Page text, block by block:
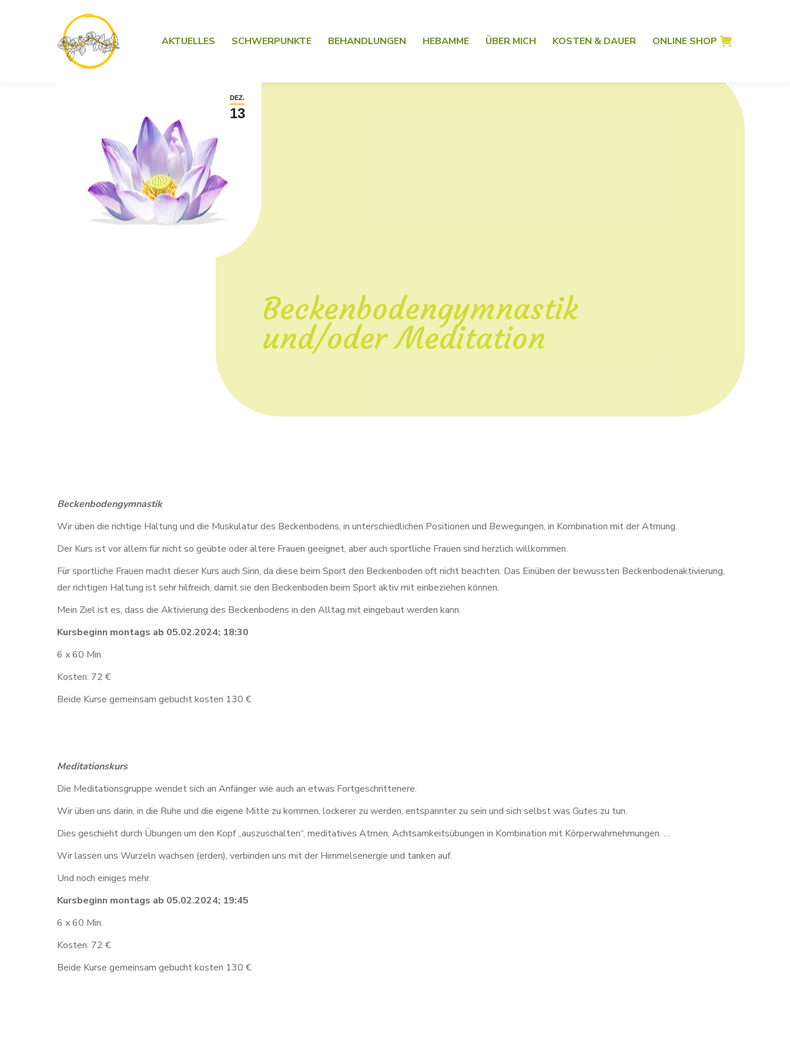
AKTUELLES SCHWERPUNKTE BEHANDLUNGEN HEBAMME ÜBER MICH KOSTEN & DAUER ONLINE SHOP
DEZ.
13
Beckenbodengymnastik
und/oder Meditation
Beckenbodengymnastik
Wir üben die richtige Haltung und die Muskulatur des Beckenbodens, in unterschiedlichen Positionen und Bewegungen, in Kombination mit der Atmung.
Der Kurs ist vor allem für nicht so geübte oder ältere Frauen geeignet, aber auch sportliche Frauen sind herzlich willkommen.
Für sportliche Frauen macht dieser Kurs auch Sinn, da diese beim Sport den Beckenboden oft nicht beachten. Das Einüben der bewussten Beckenbodenaktivierung,
der richtigen Haltung ist sehr hilfreich, damit sie den Beckenboden beim Sport aktiv mit einbeziehen können.
Mein Ziel ist es, dass die Aktivierung des Beckenbodens in den Alltag mit eingebaut werden kann.
Kursbeginn montags ab 05.02.2024; 18:30
6 x 60 Min.
Kosten: 72 €
Beide Kurse gemeinsam gebucht kosten 130 €
Meditationskurs
Die Meditationsgruppe wendet sich an Anfänger wie auch an etwas Fortgeschrittenere.
Wir üben uns darin, in die Ruhe und die eigene Mitte zu kommen, lockerer zu werden, entspannter zu sein und sich selbst was Gutes zu tun.
Dies geschieht durch Übungen um den Kopf „auszuschalten“, meditatives Atmen, Achtsamkeitsübungen in Kombination mit Körperwahrnehmungen. …
Wir lassen uns Wurzeln wachsen (erden), verbinden uns mit der Himmelsenergie und tanken auf.
Und noch einiges mehr.
Kursbeginn montags ab 05.02.2024; 19:45
6 x 60 Min.
Kosten: 72 €
Beide Kurse gemeinsam gebucht kosten 130 €